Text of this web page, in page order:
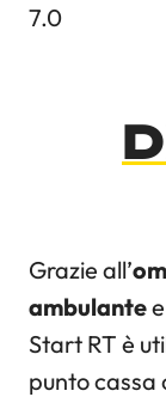
7.0
Grazie all’
ambulante
Start RT è
punto cassa